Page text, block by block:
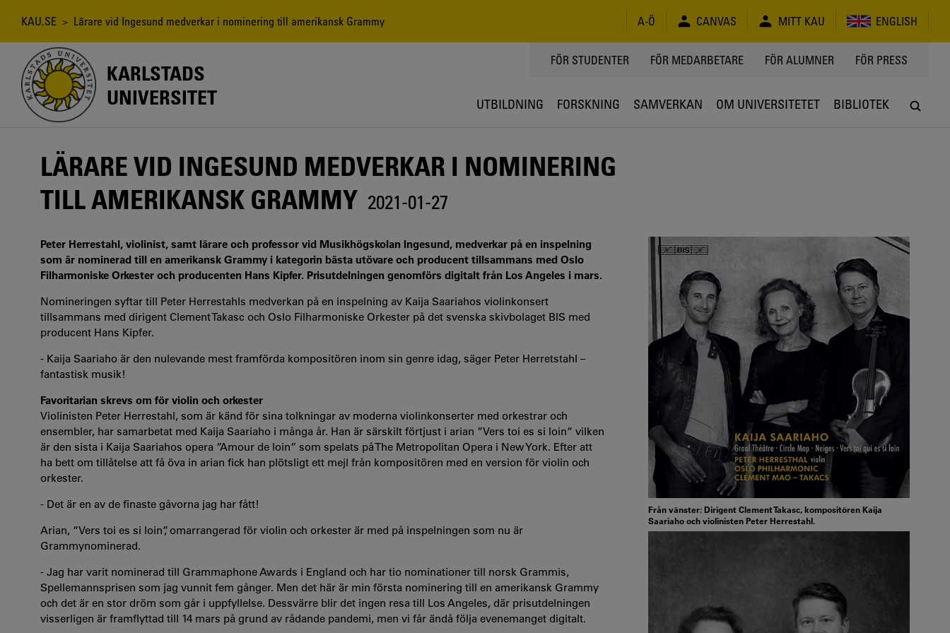
Länkstig
KAU.SE > Lärare vid Ingesund medverkar i nominering till amerikansk Grammy A-Ö CANVAS MITT KAU ENGLISH
KARLSTADS
UNIVERSITET
TOPPMENY
FÖR STUDENTER FÖR MEDARBETARE FÖR ALUMNER FÖR PRESS
UTBILDNING FORSKNING SAMVERKAN OM UNIVERSITETET BIBLIOTEK
LÄRARE VID INGESUND MEDVERKAR I NOMINERING
TILL AMERIKANSK GRAMMY 2021-01-27
Peter Herrestahl, violinist, samt lärare och professor vid Musikhögskolan Ingesund, medverkar på en inspelning
som är nominerad till en amerikansk Grammy i kategorin bästa utövare och producent tillsammans med Oslo
Filharmoniske Orkester och producenten Hans Kipfer. Prisutdelningen genomförs digitalt från Los Angeles i mars.
Nomineringen syftar till Peter Herrestahls medverkan på en inspelning av Kaija Saariahos violinkonsert
tillsammans med dirigent Clement Takasc och Oslo Filharmoniske Orkester på det svenska skivbolaget BIS med
producent Hans Kipfer.
- Kaija Saariaho är den nulevande mest framförda kompositören inom sin genre idag, säger Peter Herretstahl –
fantastisk musik!
Favoritarian skrevs om för violin och orkester
Violinisten Peter Herrestahl, som är känd för sina tolkningar av moderna violinkonserter med orkestrar och
ensembler, har samarbetat med Kaija Saariaho i många år. Han är särskilt förtjust i arian ”Vers toi es si loin” vilken
är den sista i Kaija Saariahos opera ”Amour de loin” som spelats på The Metropolitan Opera i New York. Efter att
ha bett om tillåtelse att få öva in arian fick han plötsligt ett mejl från kompositören med en version för violin och
orkester.
- Det är en av de finaste gåvorna jag har fått!
Arian, ”Vers toi es si loin”, omarrangerad för violin och orkester är med på inspelningen som nu är
Grammynominerad.
- Jag har varit nominerad till Grammaphone Awards i England och har tio nominationer till norsk Grammis,
Spellemannsprisen som jag vunnit fem gånger. Men det här är min första nominering till en amerikansk Grammy
och det är en stor dröm som går i uppfyllelse. Dessvärre blir det ingen resa till Los Angeles, där prisutdelningen
visserligen är framflyttad till 14 mars på grund av rådande pandemi, men vi får ändå följa evenemanget digitalt.
Från vänster: Dirigent Clement Takasc, kompositören Kaija
Saariaho och violinisten Peter Herrestahl.